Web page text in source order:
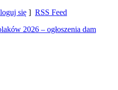
się ] RSS Feed